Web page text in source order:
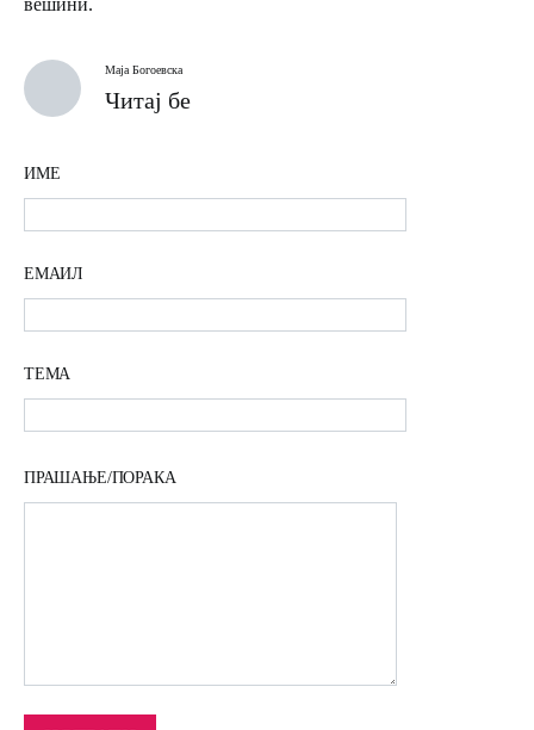
вешини.
Маја Богоевска
Читај бе
ИМЕ
ЕМАИЛ
ТЕМА
ПРАШАЊЕ/ПОРАКА